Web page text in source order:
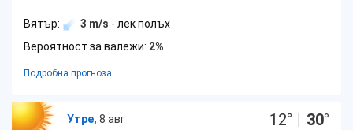
Вятър: 3 m/s - лек полъх
Вероятност за валежи: 2%
Подробна прогноза
Утре, 8 авг
12° | 30°